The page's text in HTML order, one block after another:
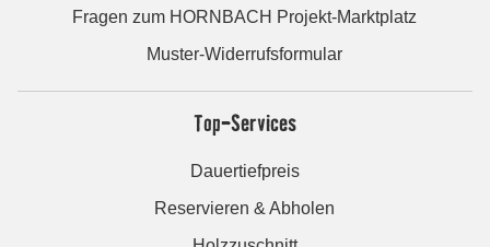
Fragen zum HORNBACH Projekt-Marktplatz
Muster-Widerrufsformular
Top-Services
Dauertiefpreis
Reservieren & Abholen